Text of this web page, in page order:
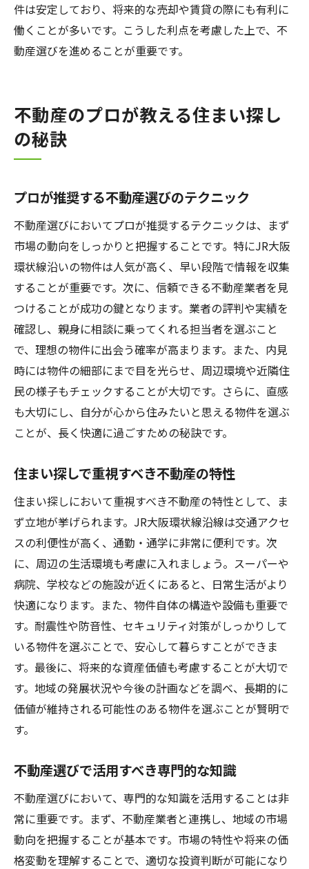
件は安定しており、将来的な売却や賃貸の際にも有利に
働くことが多いです。こうした利点を考慮した上で、不
動産選びを進めることが重要です。
不動産のプロが教える住まい探し
の秘訣
プロが推奨する不動産選びのテクニック
不動産選びにおいてプロが推奨するテクニックは、まず
市場の動向をしっかりと把握することです。特にJR大阪
環状線沿いの物件は人気が高く、早い段階で情報を収集
することが重要です。次に、信頼できる不動産業者を見
つけることが成功の鍵となります。業者の評判や実績を
確認し、親身に相談に乗ってくれる担当者を選ぶこと
で、理想の物件に出会う確率が高まります。また、内見
時には物件の細部にまで目を光らせ、周辺環境や近隣住
民の様子もチェックすることが大切です。さらに、直感
も大切にし、自分が心から住みたいと思える物件を選ぶ
ことが、長く快適に過ごすための秘訣です。
住まい探しで重視すべき不動産の特性
住まい探しにおいて重視すべき不動産の特性として、ま
ず立地が挙げられます。JR大阪環状線沿線は交通アクセ
スの利便性が高く、通勤・通学に非常に便利です。次
に、周辺の生活環境も考慮に入れましょう。スーパーや
病院、学校などの施設が近くにあると、日常生活がより
快適になります。また、物件自体の構造や設備も重要で
す。耐震性や防音性、セキュリティ対策がしっかりして
いる物件を選ぶことで、安心して暮らすことができま
す。最後に、将来的な資産価値も考慮することが大切で
す。地域の発展状況や今後の計画などを調べ、長期的に
価値が維持される可能性のある物件を選ぶことが賢明で
す。
不動産選びで活用すべき専門的な知識
不動産選びにおいて、専門的な知識を活用することは非
常に重要です。まず、不動産業者と連携し、地域の市場
動向を把握することが基本です。市場の特性や将来の価
格変動を理解することで、適切な投資判断が可能になり